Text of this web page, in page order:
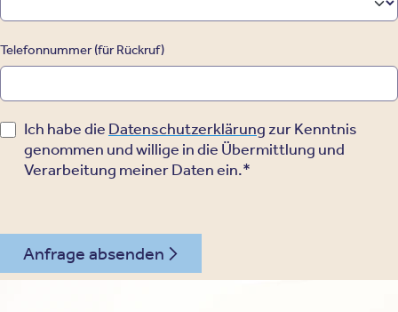
Telefonnummer (für Rückruf)
Ich habe die Datenschutzerklärung zur Kenntnis
genommen und willige in die Übermittlung und
Verarbeitung meiner Daten ein.*
Anfrage absenden